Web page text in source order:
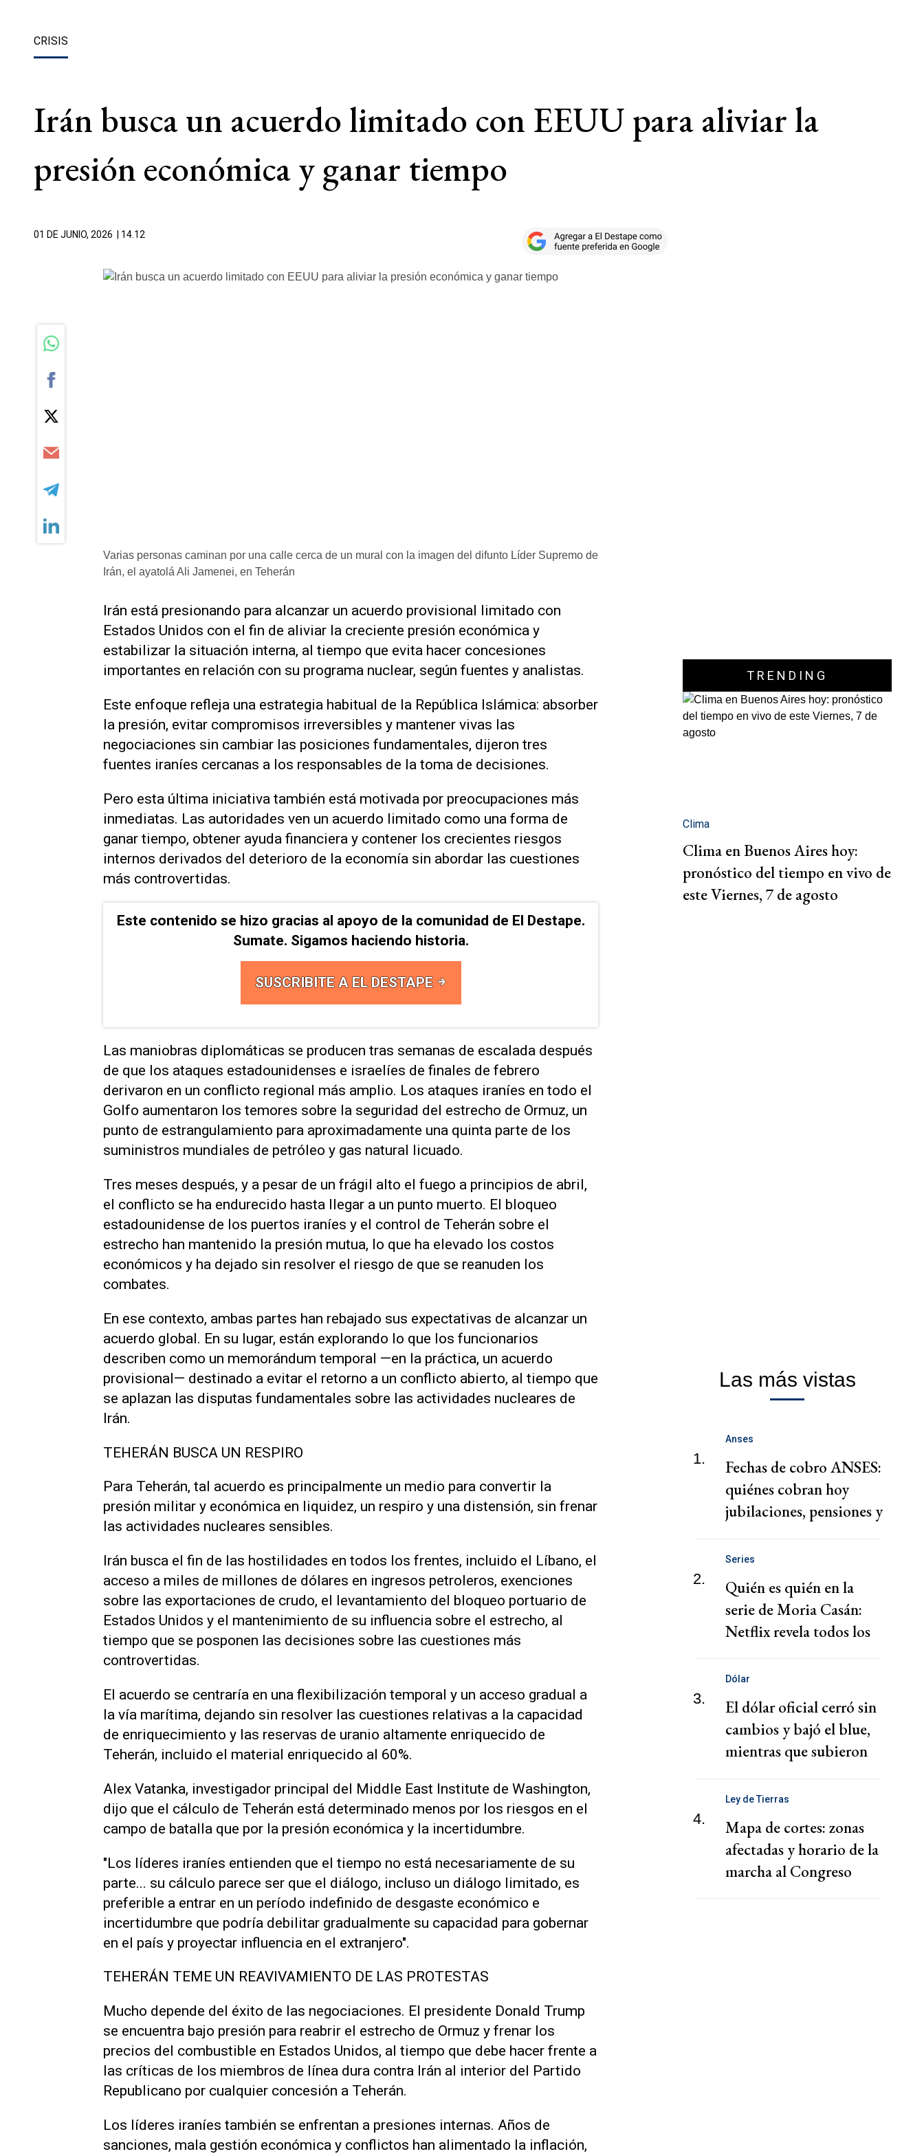
CRISIS
Irán busca un acuerdo limitado con EEUU para aliviar la
presión económica y ganar tiempo
01 DE JUNIO, 2026 | 14.12
Varias personas caminan por una calle cerca de un mural con la imagen del difunto Líder Supremo de
Irán, el ayatolá Ali Jamenei, en Teherán
Irán está presionando ​para alcanzar un acuerdo provisional limitado con
Estados Unidos con el fin de aliviar la creciente presión económica y
estabilizar la situación interna, al tiempo que evita hacer concesiones
importantes en relación con su programa nuclear, según fuentes y analistas.
Este enfoque refleja ‌una estrategia habitual de la República Islámica: absorber
la ‌presión, evitar compromisos irreversibles y mantener vivas las
negociaciones sin cambiar las posiciones fundamentales, dijeron tres
fuentes iraníes cercanas a los responsables de la toma de decisiones.
Pero esta última iniciativa también está motivada por preocupaciones más
inmediatas. Las autoridades ven un acuerdo limitado como una forma de
ganar tiempo, obtener ayuda financiera y contener los crecientes riesgos
internos derivados del deterioro de la economía sin abordar las cuestiones
más controvertidas.
Este contenido se hizo gracias al apoyo de la comunidad de El Destape.
Sumate. Sigamos haciendo historia.
SUSCRIBITE A EL DESTAPE
Las maniobras diplomáticas se producen tras semanas de escalada después
de que los ataques estadounidenses e israelíes de finales de febrero
derivaron en un conflicto regional más amplio. Los ataques iraníes en todo el
Golfo aumentaron los temores sobre la seguridad del estrecho de Ormuz, un
punto de estrangulamiento ​para aproximadamente una quinta parte de los
⁠suministros mundiales de petróleo y gas natural licuado.
Tres meses después, y a pesar de un frágil alto el fuego a principios de ‌abril,
el conflicto se ha endurecido hasta llegar a un punto muerto. El bloqueo
estadounidense de los puertos iraníes ⁠y el control de Teherán sobre el
estrecho han mantenido la presión mutua, ⁠lo que ha elevado los costos
económicos y ha dejado sin resolver el riesgo de que se reanuden los
combates.
En ese contexto, ambas partes han rebajado sus expectativas de alcanzar un
acuerdo global. En su lugar, están explorando lo que los funcionarios
describen como un memorándum temporal —en ⁠la práctica, un acuerdo
provisional— destinado a evitar el retorno a un conflicto abierto, al tiempo que
se aplazan las disputas ​fundamentales sobre las actividades nucleares de
Irán.
TEHERÁN BUSCA UN RESPIRO
Para Teherán, tal acuerdo es principalmente un ‌medio para convertir la
presión militar y económica en liquidez, un respiro ‌y una distensión, sin frenar
las actividades nucleares sensibles.
Irán busca el fin de las hostilidades en todos los frentes, incluido el ⁠Líbano, el
acceso a miles de millones de dólares en ingresos petroleros, exenciones
sobre las exportaciones de crudo, el levantamiento del bloqueo portuario de
Estados Unidos y el mantenimiento de su influencia sobre el estrecho, al
tiempo que se posponen las decisiones sobre las cuestiones más
controvertidas.
El acuerdo se centraría en una flexibilización temporal y un acceso gradual a
la vía marítima, dejando sin resolver las cuestiones relativas a la capacidad ​
de enriquecimiento y las ‌reservas de uranio altamente enriquecido de
Teherán, incluido el material enriquecido al 60%.
Alex Vatanka, investigador principal del Middle East Institute de Washington,
dijo que el cálculo de Teherán está determinado menos por los riesgos en el
campo de batalla que por la presión económica y la incertidumbre.
"Los líderes iraníes entienden que el tiempo no está necesariamente de su
parte... su cálculo parece ser que el diálogo, incluso un diálogo limitado, es
preferible a entrar en un período indefinido de desgaste económico e
⁠incertidumbre que podría debilitar gradualmente su capacidad para gobernar
en el país y proyectar influencia en el extranjero".
TEHERÁN TEME UN REAVIVAMIENTO DE LAS PROTESTAS
Mucho depende del éxito de las negociaciones. El presidente Donald Trump
se encuentra bajo presión para reabrir el estrecho de Ormuz y frenar los
precios del combustible en Estados Unidos, al tiempo que debe hacer frente a
las críticas de los miembros de línea dura contra Irán al interior del Partido
Republicano por cualquier concesión a Teherán.
Los líderes iraníes también se enfrentan a presiones internas. Años de
sanciones, mala gestión económica y conflictos han alimentado la inflación,
TRENDING
Clima
Clima en Buenos Aires hoy:
pronóstico del tiempo en vivo de
este Viernes, 7 de agosto
Las más vistas
1.
Anses
Fechas de cobro ANSES:
quiénes cobran hoy
jubilaciones, pensiones y
2.
Series
Quién es quién en la
serie de Moria Casán:
Netflix revela todos los
3.
Dólar
El dólar oficial cerró sin
cambios y bajó el blue,
mientras que subieron
4.
Ley de Tierras
Mapa de cortes: zonas
afectadas y horario de la
marcha al Congreso